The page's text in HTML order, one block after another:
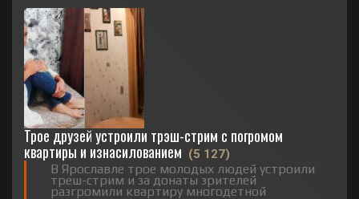
Трое друзей устроили трэш-стрим с погромом
квартиры и изнасилованием (5 127)
В Ярославле трое молодых людей устроили
треш-стрим и за донаты зрителей
разгромили квартиру многодетной